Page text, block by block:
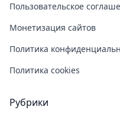
Пользовательское
Монетизация сайтов
Политика
Политика cookies
Рубрики